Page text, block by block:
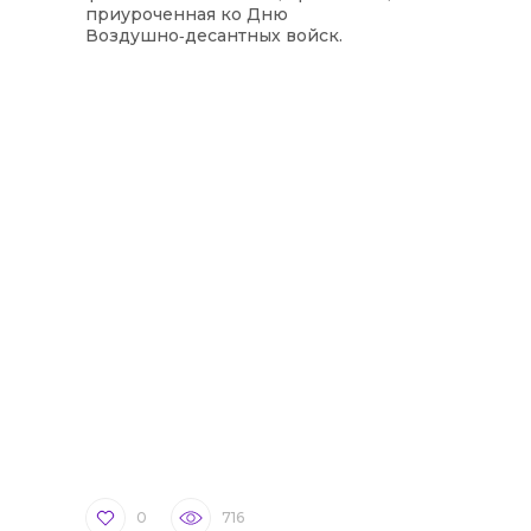
приуроченная ко Дню
Воздушно‑десантных войск.
0 716